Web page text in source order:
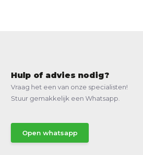
Hulp of advies nodig?
Vraag het een van onze specialisten!
Stuur gemakkelijk een Whatsapp.
Open whatsapp